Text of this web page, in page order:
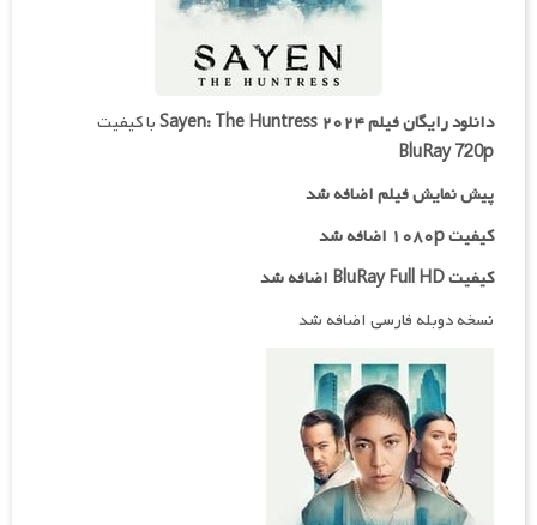
دانلود رایگان فیلمSayen: The Huntress ۲۰۲۴با کیفیت
BluRay 720p
پیش نمایش فیلم اضافه شد
کیفیت ۱۰۸۰p اضافه شد
کیفیت BluRay Full HD اضافه شد
نسخه دوبله فارسی اضافه شد